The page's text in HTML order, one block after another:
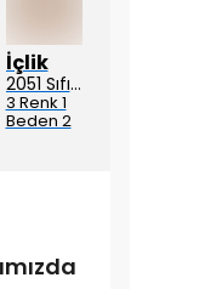
İçlik
2051 Sıfır Kol Penye içlik Elbise - Ten
3 Renk 1
Beden 2